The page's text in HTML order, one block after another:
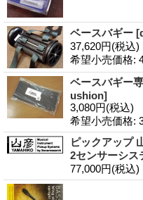
ベースバギー
37,620円(税込)
希望小売価格:
ベースバギー
ushion]
3,080円(税込)
希望小売価格:
ピックアップ
2センサーシス
77,000円(税込)